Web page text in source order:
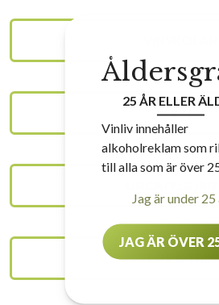
VIN
TIPS & TRIX
25 ÅR ELLER
Vinliv innehåller
alkoholreklam som
till alla som är över
Jag är under 25
JAG ÄR ÖVER